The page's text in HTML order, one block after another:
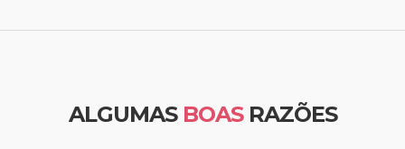
ALGUMAS BOASRAZÕES